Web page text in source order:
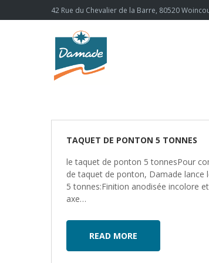
42 Rue du Chevalier de la Barre, 80520
TAQUET DE PONTON 5 TONNES
le taquet de ponton 5 tonnesPour
de taquet de ponton, Damade lance
5 tonnes:Finition anodisée incolore
axe…
READ MORE